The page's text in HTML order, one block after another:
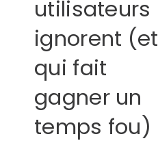
utilisateurs
ignorent (et
qui fait
gagner un
temps fou)